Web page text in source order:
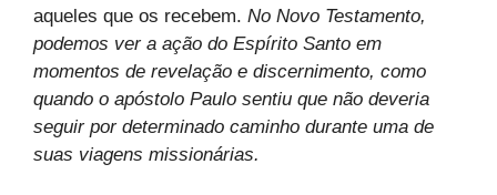
aqueles que os recebem. No Novo Testamento,
podemos ver a ação do Espírito Santo em
momentos de revelação e discernimento, como
quando o apóstolo Paulo sentiu que não deveria
seguir por determinado caminho durante uma de
suas viagens missionárias.